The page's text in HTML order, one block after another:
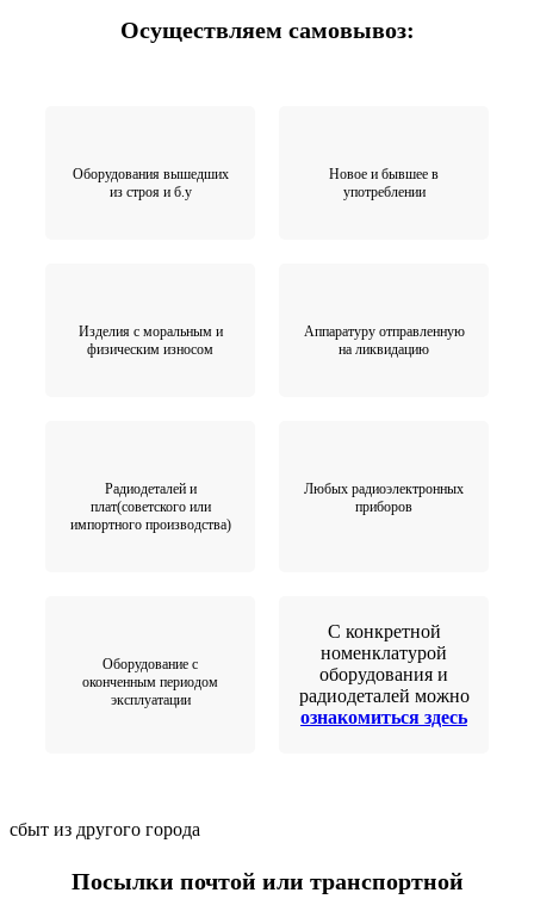
Осуществляем самовывоз:
Оборудования вышедших
из строя и б.у
Новое и бывшее в
употреблении
Изделия с моральным и
физическим износом
Аппаратуру отправленную
на ликвидацию
Радиодеталей и
плат(советского или
импортного производства)
Любых радиоэлектронных
приборов
Оборудование с
оконченным периодом
эксплуатации
С конкретной
номенклатурой
оборудования и
радиодеталей можно
ознакомиться здесь
сбыт из другого города
Посылки почтой или транспортной